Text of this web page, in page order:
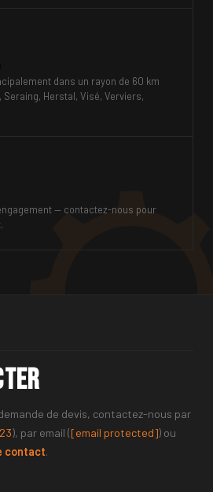
dans un rayon de 60 km
Seraing, Herstal, Visé, Verviers,
— contactez-nous pour
de devis, contactez-nous par
), par email ([email protected]) ou
contact.